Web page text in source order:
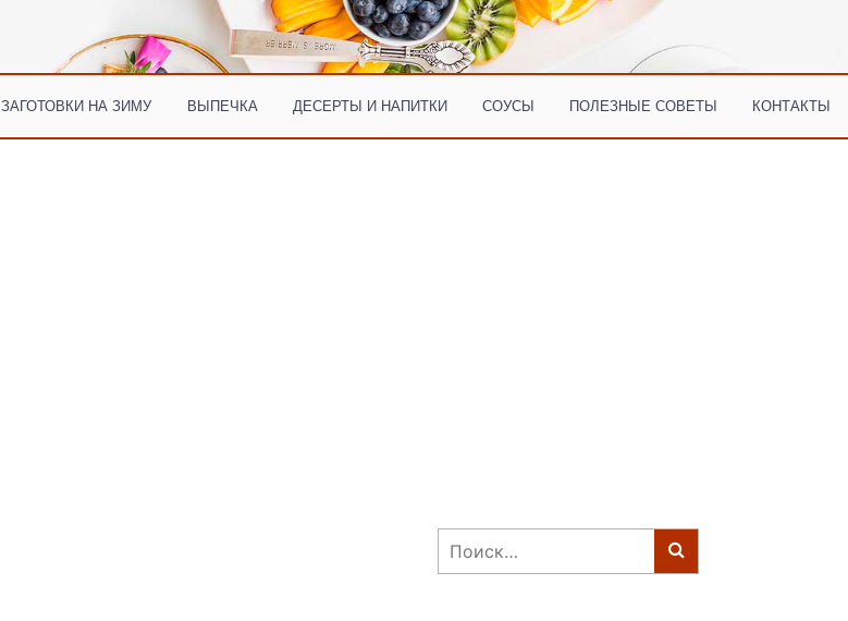
ЗАГОТОВКИ НА ЗИМУ ВЫПЕЧКА ДЕСЕРТЫ И НАПИТКИ СОУСЫ ПОЛЕЗНЫЕ СОВЕТЫ КОНТАКТЫ
Найти: